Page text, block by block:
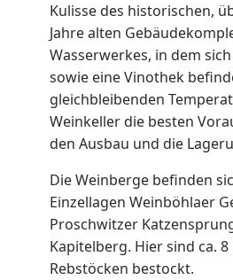
Kulisse des historischen,
Jahre alten
Wasserwerkes, in dem
sowie eine Vinothek
gleichbleibenden
Weinkeller die besten
den Ausbau und die
Die Weinberge befinden
Einzellagen Weinböhlaer
Proschwitzer
Kapitelberg. Hier sind ca.
Rebstöcken bestockt.